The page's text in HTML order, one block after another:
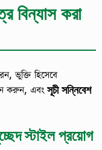
বিন্যাস করা
ভুক্তি হিসেবে
করুন, এবংসূচী সন্নিবেশ
স্টাইল প্রয়োগ